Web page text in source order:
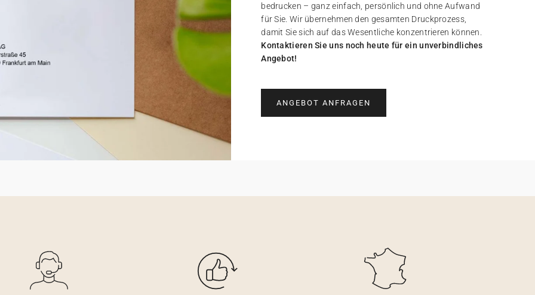
bedrucken – ganz einfach, persönlich und ohne Aufwand
für Sie. Wir übernehmen den gesamten Druckprozess,
damit Sie sich auf das Wesentliche konzentrieren können.
Kontaktieren Sie uns noch heute für ein unverbindliches
Angebot!
ANGEBOT ANFRAGEN